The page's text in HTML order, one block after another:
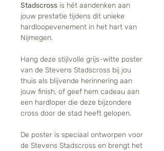
Stadscross is hét aandenken aan
jouw prestatie tijdens dit unieke
hardloopevenement in het hart van
Nijmegen.
Hang deze stijlvolle grijs-witte poster
van de Stevens Stadscross bij jou
thuis als blijvende herinnering aan
jouw finish, of geef hem cadeau aan
een hardloper die deze bijzondere
cross door de stad heeft gelopen.
De poster is speciaal ontworpen voor
de Stevens Stadscross en brengt het